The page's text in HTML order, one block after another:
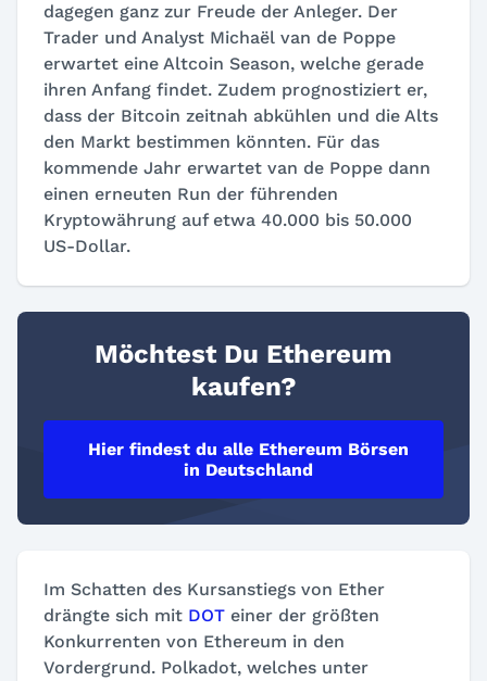
dagegen ganz zur Freude der Anleger. Der
Trader und Analyst Michaël van de Poppe
erwartet eine Altcoin Season, welche gerade
ihren Anfang findet. Zudem prognostiziert er,
dass der Bitcoin zeitnah abkühlen und die Alts
den Markt bestimmen könnten. Für das
kommende Jahr erwartet van de Poppe dann
einen erneuten Run der führenden
Kryptowährung auf etwa 40.000 bis 50.000
US-Dollar.
Möchtest Du Ethereum
kaufen?
Hier findest du alle Ethereum Börsen
in Deutschland
Im Schatten des Kursanstiegs von Ether
drängte sich mit DOT einer der größten
Konkurrenten von Ethereum in den
Vordergrund. Polkadot, welches unter